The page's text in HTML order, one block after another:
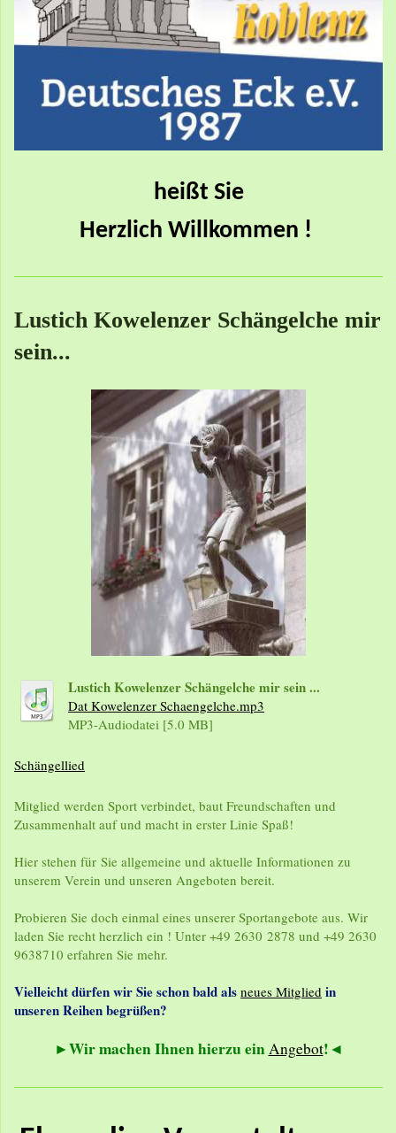
heißt Sie
Herzlich Willkommen !
Lustich Kowelenzer Schängelche mir
sein...
Lustich Kowelenzer Schängelche mir sein ...
Dat Kowelenzer Schaengelche.mp3
MP3-Audiodatei [5.0 MB]
Schängellied
Mitglied werden Sport verbindet, baut Freundschaften und
Zusammenhalt auf und macht in erster Linie Spaß!
Hier stehen für Sie allgemeine und aktuelle Informationen zu
unserem Verein und unseren Angeboten bereit.
Probieren Sie doch einmal eines unserer Sportangebote aus. Wir
laden Sie recht herzlich ein ! Unter +49 2630 2878 und +49 2630
9638710 erfahren Sie mehr.
Vielleicht dürfen wir Sie schon bald als neues Mitglied in
unseren Reihen begrüßen?
►Wir machen Ihnen hierzu einAngebot!◄